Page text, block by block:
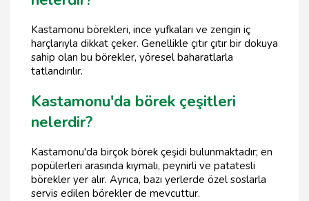
Kastamonu börekleri, ince yufkaları ve zengin iç
harçlarıyla dikkat çeker. Genellikle çıtır çıtır bir dokuya
sahip olan bu börekler, yöresel baharatlarla
tatlandırılır.
Kastamonu'da börek çeşitleri
nelerdir?
Kastamonu'da birçok börek çeşidi bulunmaktadır; en
popülerleri arasında kıymalı, peynirli ve patatesli
börekler yer alır. Ayrıca, bazı yerlerde özel soslarla
servis edilen börekler de mevcuttur.